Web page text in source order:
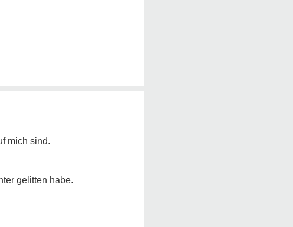
mich sind.
gelitten habe.